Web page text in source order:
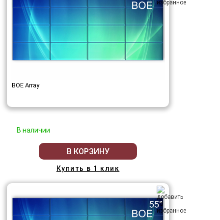
BOE Array
В наличии
В КОРЗИНУ
Купить в 1 клик